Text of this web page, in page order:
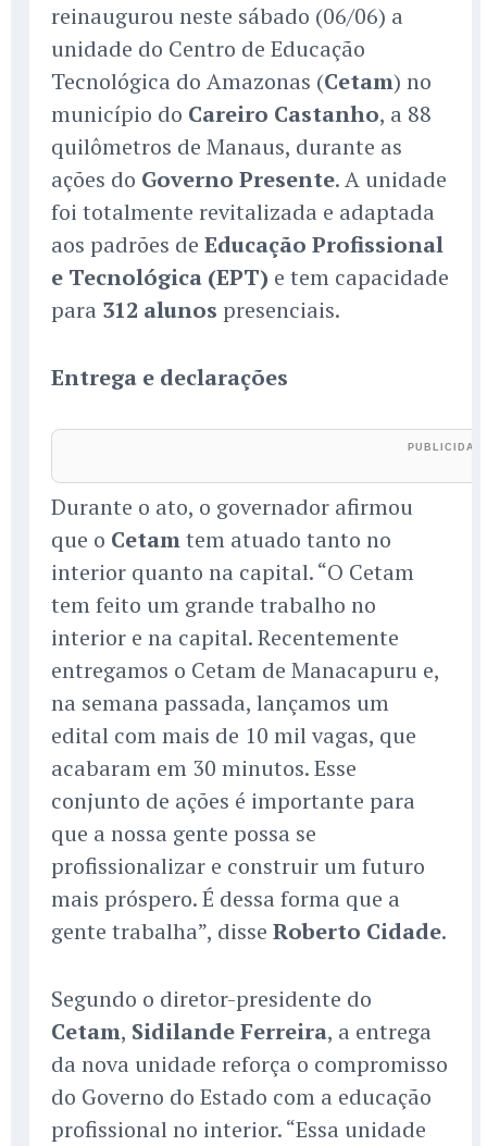
reinaugurou neste sábado (06/06) a
unidade do Centro de Educação
Tecnológica do Amazonas (Cetam) no
município do Careiro Castanho, a 88
quilômetros de Manaus, durante as
ações do Governo Presente. A unidade
foi totalmente revitalizada e adaptada
aos padrões de Educação Profissional
e Tecnológica (EPT) e tem capacidade
para 312 alunos presenciais.
Entrega e declarações
Durante o ato, o governador afirmou
que o Cetamtem atuado tanto no
interior quanto na capital. “O Cetam
tem feito um grande trabalho no
interior e na capital. Recentemente
entregamos o Cetam de Manacapuru e,
na semana passada, lançamos um
edital com mais de 10 mil vagas, que
acabaram em 30 minutos. Esse
conjunto de ações é importante para
que a nossa gente possa se
profissionalizar e construir um futuro
mais próspero. É dessa forma que a
gente trabalha”, disse Roberto Cidade.
Segundo o diretor-presidente do
Cetam, Sidilande Ferreira, a entrega
da nova unidade reforça o compromisso
do Governo do Estado com a educação
profissional no interior. “Essa unidade